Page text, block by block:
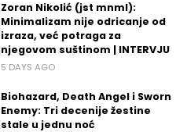
Zoran Nikolić (jst mnml):
Minimalizam nije odricanje od
izraza, već potraga za
njegovom suštinom | INTERVJU
5 DAYS AGO
Biohazard, Death Angel i Sworn
Enemy: Tri decenije žestine
stale u jednu noć